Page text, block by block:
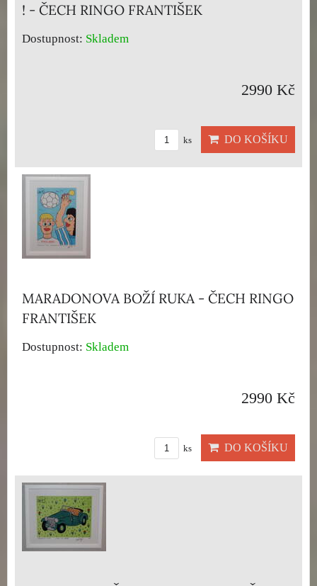
! - ČECH RINGO FRANTIŠEK
Dostupnost: Skladem
2990 Kč
ks DO KOŠÍKU
MARADONOVA BOŽÍ RUKA - ČECH RINGO
FRANTIŠEK
Dostupnost: Skladem
2990 Kč
ks DO KOŠÍKU